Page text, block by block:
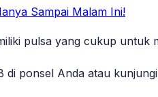
Sampai Malam Ini!
pulsa yang cukup untuk
di ponsel Anda atau